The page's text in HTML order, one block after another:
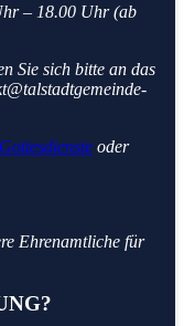
– 18.00 Uhr (ab
Sie sich bitte an das
Gottesdienste oder
Ehrenamtliche für